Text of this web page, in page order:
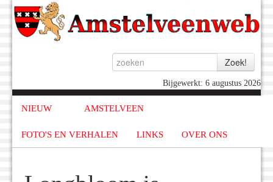
Bijgewerkt: 6 augustus 2026
NIEUW AMSTELVEEN
FOTO'S EN VERHALEN LINKS OVER ONS